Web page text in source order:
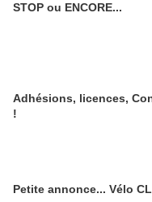
STOP ou ENCORE...
Adhésions, licences,
!
Petite annonce... Vélo